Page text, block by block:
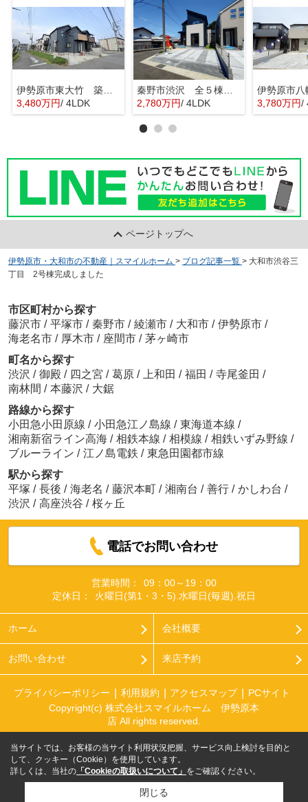
伊勢原市東大竹 築浅中古住宅
3,480万円/ 4LDK
2,780万円/ 4LDK 3,780万円/
ページトップへ
伊勢原市・大和市の不動産｜スマイルホーム > ブログ記事一覧 > 大和市渋谷三
丁目 2号棟完成しました
市区町村から探す
藤沢市 / 平塚市 / 秦野市 / 綾瀬市 / 大和市 / 伊勢原市 /
海老名市 / 厚木市 / 座間市 / 茅ヶ崎市
町名から探す
渋沢 / 御殿 / 四之宮 / 葛原 / 上和田 / 福田 / 寺尾釜田 /
南林間 / 本藤沢 / 大鋸
路線から探す
小田急小田原線 / 小田急江ノ島線 / 東海道本線 /
湘南新宿ライン高海 / 相鉄本線 / 相模線 / 相鉄いずみ野線 /
ブルーライン / 江ノ島電鉄 / 東急田園都市線
駅から探す
平塚 / 長後 / 海老名 / 藤沢本町 / 湘南台 / 善行 / かしわ台 /
渋沢 / 高座渋谷 / 桜ヶ丘
電話でお問い合わせ
営業時間：
09：00～19：00
定休日：
火曜日(第1・3・5).水曜日(毎週).祝日
ホーム 会社概要
お問い合わせ 来店予約
プライバシーポリシー 利用規約 アクセスマップ
PCサイト
Copyright(c) 株式会社スマイルホーム 伊勢原本
店 All rights reserved.
当サイトでは、お客様の当サイト利用状況把握、サービス向上検討を目的と
して、クッキー（Cookie）を使用しています。
詳しくは、当社の 「Cookieの取扱いについて」 をご確認ください。
閉じる